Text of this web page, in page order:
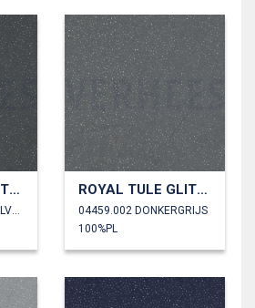
ROYAL TULE GLITTER
04459.001 ZWART/ZILVER
ROYAL TULE GLITTER
04459.002 DONKERGRIJS
100%PL